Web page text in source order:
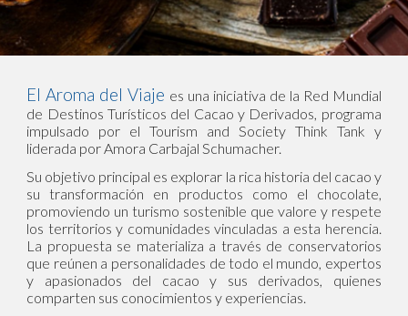
El Aroma del Viaje es una iniciativa de la Red Mundial
de Destinos Turísticos del Cacao y Derivados, programa
impulsado por el Tourism and Society Think Tank y
liderada por Amora Carbajal Schumacher.
Su objetivo principal es explorar la rica historia del cacao y
su transformación en productos como el chocolate,
promoviendo un turismo sostenible que valore y respete
los territorios y comunidades vinculadas a esta herencia.
La propuesta se materializa a través de conservatorios
que reúnen a personalidades de todo el mundo, expertos
y apasionados del cacao y sus derivados, quienes
comparten sus conocimientos y experiencias.